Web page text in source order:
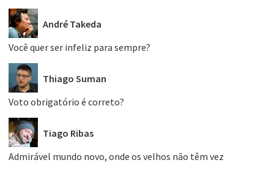
André Takeda
Você quer ser infeliz para sempre?
Thiago Suman
Voto obrigatório é correto?
Tiago Ribas
Admirável mundo novo, onde os velhos não têm vez